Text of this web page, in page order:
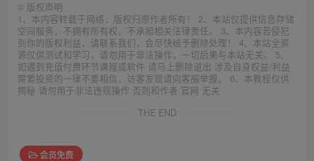
© 版权声明
1、本内容转载于网络，版权归原作者所有！ 2、本站仅提供信息存储
空间服务，不拥有所有权，不承担相关法律责任。 3、本内容若侵犯
到你的版权利益，请联系我们，会尽快给予删除处理！ 4、本站全资
源仅供测试和学习，请勿用于非法操作，一切后果与本站无关。 5、
如遇到充值付费环节课程或软件 请马上删除退出 涉及自身权益/利益
需要投资的一律不要相信，访客发现请向客服举报。 6、本教程仅供
揭秘 请勿用于非法违规操作 否则和作者 官网 无关
THE END
会员免费